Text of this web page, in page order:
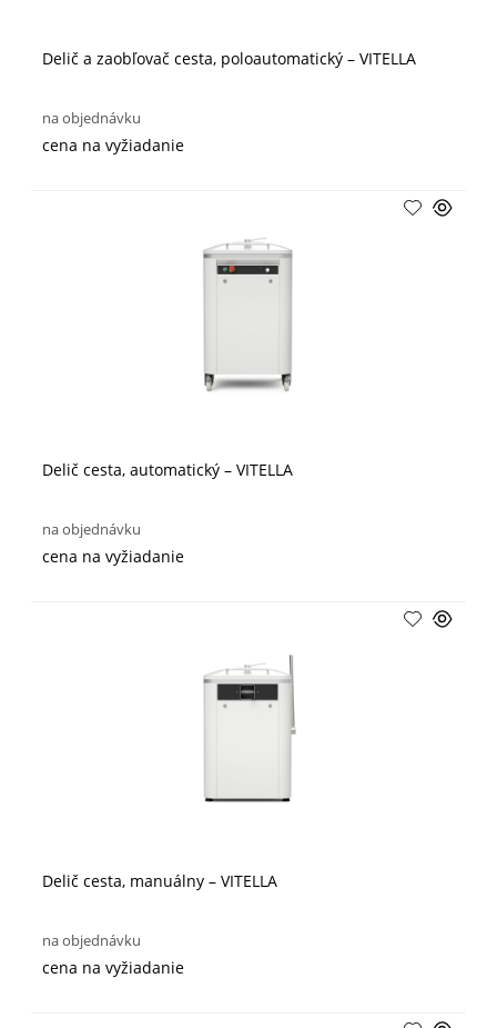
Delič a zaobľovač cesta, poloautomatický – VITELLA
na objednávku
cena na vyžiadanie
Delič cesta, automatický – VITELLA
na objednávku
cena na vyžiadanie
Delič cesta, manuálny – VITELLA
na objednávku
cena na vyžiadanie